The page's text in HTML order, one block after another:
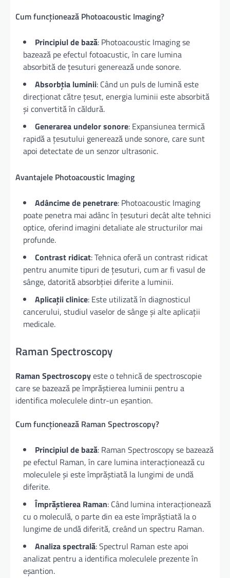
Cum funcționează Photoacoustic Imaging?
Principiul de bază: Photoacoustic Imaging se
bazează pe efectul fotoacustic, în care lumina
absorbită de țesuturi generează unde sonore.
Absorbția luminii: Când un puls de lumină este
direcționat către țesut, energia luminii este absorbită
și convertită în căldură.
Generarea undelor sonore: Expansiunea termică
rapidă a țesutului generează unde sonore, care sunt
apoi detectate de un senzor ultrasonic.
Avantajele Photoacoustic Imaging
Adâncime de penetrare: Photoacoustic Imaging
poate penetra mai adânc în țesuturi decât alte tehnici
optice, oferind imagini detaliate ale structurilor mai
profunde.
Contrast ridicat: Tehnica oferă un contrast ridicat
pentru anumite tipuri de țesuturi, cum ar fi vasul de
sânge, datorită absorbției diferite a luminii.
Aplicații clinice: Este utilizată în diagnosticul
cancerului, studiul vaselor de sânge și alte aplicații
medicale.
Raman Spectroscopy
Raman Spectroscopyeste o tehnică de spectroscopie
care se bazează pe împrăștierea luminii pentru a
identifica moleculele dintr-un eșantion.
Cum funcționează Raman Spectroscopy?
Principiul de bază: Raman Spectroscopy se bazează
pe efectul Raman, în care lumina interacționează cu
moleculele și este împrăștiată la lungimi de undă
diferite.
Împrăștierea Raman: Când lumina interacționează
cu o moleculă, o parte din ea este împrăștiată la o
lungime de undă diferită, creând un spectru Raman.
Analiza spectrală: Spectrul Raman este apoi
analizat pentru a identifica moleculele prezente în
eșantion.